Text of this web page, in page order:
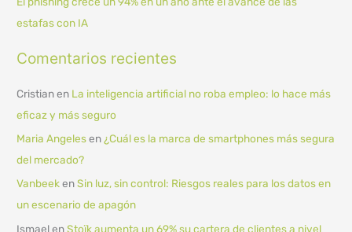
estafas con IA
Comentarios recientes
Cristianen La inteligencia artificial no roba empleo: lo hace más
eficaz y más seguro
Maria Angelesen ¿Cuál es la marca de smartphones más segura
del mercado?
VanbeekenSin luz, sin control: Riesgos reales para los datos en
un escenario de apagón
IsmaelenStoïk aumenta un 69% su cartera de clientes a nivel